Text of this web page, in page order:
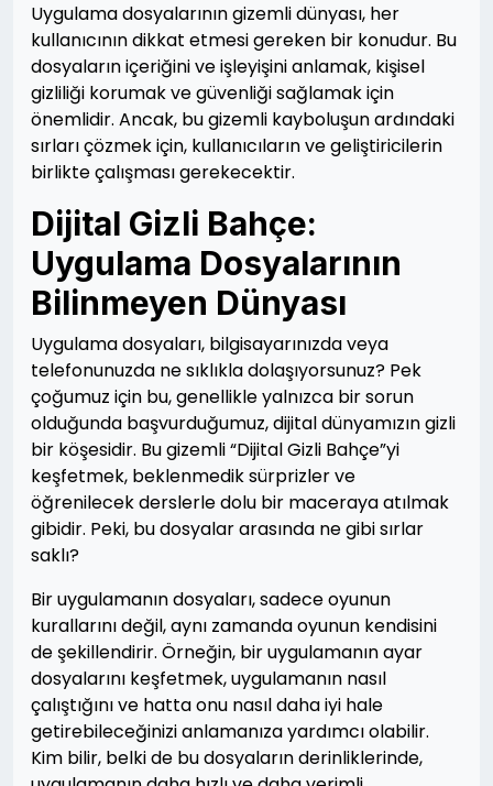
Uygulama dosyalarının gizemli dünyası, her
kullanıcının dikkat etmesi gereken bir konudur. Bu
dosyaların içeriğini ve işleyişini anlamak, kişisel
gizliliği korumak ve güvenliği sağlamak için
önemlidir. Ancak, bu gizemli kayboluşun ardındaki
sırları çözmek için, kullanıcıların ve geliştiricilerin
birlikte çalışması gerekecektir.
Dijital Gizli Bahçe:
Uygulama Dosyalarının
Bilinmeyen Dünyası
Uygulama dosyaları, bilgisayarınızda veya
telefonunuzda ne sıklıkla dolaşıyorsunuz? Pek
çoğumuz için bu, genellikle yalnızca bir sorun
olduğunda başvurduğumuz, dijital dünyamızın gizli
bir köşesidir. Bu gizemli “Dijital Gizli Bahçe”yi
keşfetmek, beklenmedik sürprizler ve
öğrenilecek derslerle dolu bir maceraya atılmak
gibidir. Peki, bu dosyalar arasında ne gibi sırlar
saklı?
Bir uygulamanın dosyaları, sadece oyunun
kurallarını değil, aynı zamanda oyunun kendisini
de şekillendirir. Örneğin, bir uygulamanın ayar
dosyalarını keşfetmek, uygulamanın nasıl
çalıştığını ve hatta onu nasıl daha iyi hale
getirebileceğinizi anlamanıza yardımcı olabilir.
Kim bilir, belki de bu dosyaların derinliklerinde,